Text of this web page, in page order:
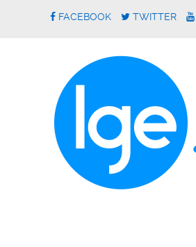
FACEBOOK TWITTER